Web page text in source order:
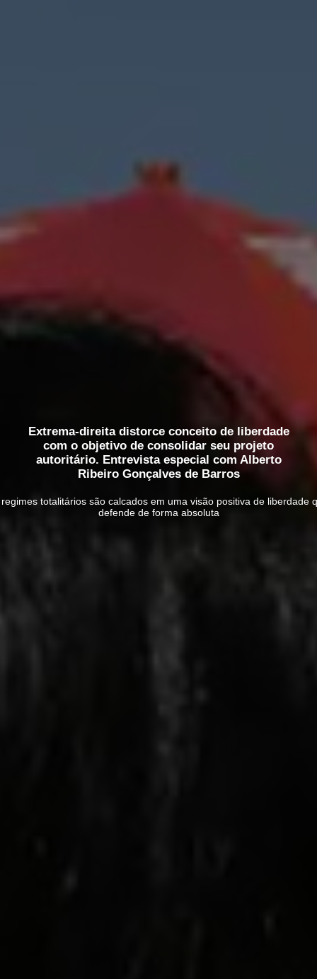
Extrema-direita distorce conceito de liberdade
com o objetivo de consolidar seu projeto
autoritário. Entrevista especial com Alberto
Ribeiro Gonçalves de Barros
totalitários são calcados em uma visão positiva de liberdade
defende de forma absoluta